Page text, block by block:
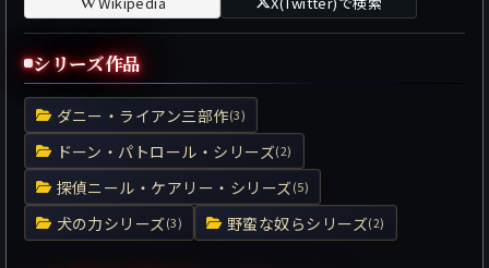
シリーズ作品
ダニー・ライアン三部作(3)
ドーン・パトロール・シリーズ(2)
探偵ニール・ケアリー・シリーズ(5)
犬の力シリーズ(3) 野蛮な奴らシリーズ(2)